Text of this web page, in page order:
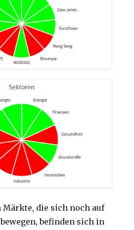
Märkte, die sich noch auf
befinden sich in